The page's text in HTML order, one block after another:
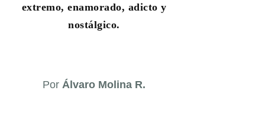
extremo, enamorado, adicto y
nostálgico.
Por Álvaro Molina R.